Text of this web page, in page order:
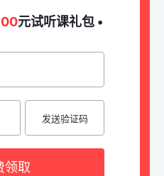
元试听课礼包 •
发送验证码
领取